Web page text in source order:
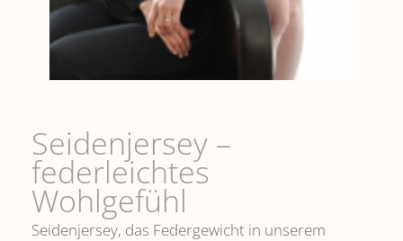
Seidenjersey –
federleichtes
Wohlgefühl
Seidenjersey, das Federgewicht in unserem